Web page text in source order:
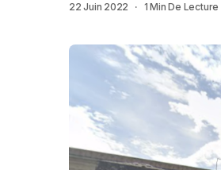
22 Juin 2022 1 Min De Lecture